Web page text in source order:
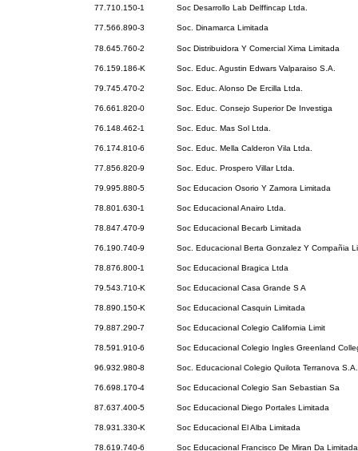
77.710.150-1 Soc Desarrollo Lab Delffincap Ltda.
77.566.890-3 Soc. Dinamarca Limitada
78.645.760-2 Soc Distribuidora Y Comercial Xima Limitada
76.159.186-K Soc. Educ. Agustin Edwars Valparaiso S.A.
79.745.470-2 Soc. Educ. Alonso De Ercilla Ltda.
76.661.820-0 Soc. Educ. Consejo Superior De Investiga
76.148.462-1 Soc. Educ. Mas Sol Ltda.
76.174.810-6 Soc. Educ. Mella Calderon Vila Ltda.
77.856.820-9 Soc. Educ. Prospero Villar Ltda.
79.995.880-5 Soc Educacion Osorio Y Zamora Limitada
78.801.630-1 Soc Educacional Anairo Ltda.
78.847.470-9 Soc Educacional Becarb Limitada
76.190.740-9 Soc. Educacional Berta Gonzalez Y Compañia
78.876.800-1 Soc Educacional Bragica Ltda
79.543.710-K Soc Educacional Casa Grande S A
78.890.150-K Soc Educacional Casquin Limitada
79.887.290-7 Soc Educacional Colegio California Limit
78.591.910-6 Soc Educacional Colegio Ingles Greenland
96.932.980-8 Soc. Educacional Colegio Quilota Terranova S.A.
76.698.170-4 Soc Educacional Colegio San Sebastian Sa
87.637.400-5 Soc Educacional Diego Portales Limitada
78.931.330-K Soc Educacional El Alba Limitada
78.619.740-6 Soc Educacional Francisco De Miran Da Limitada